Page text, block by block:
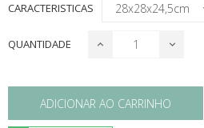
CARACTERISTICAS
QUANTIDADE
ADICIONAR AO CARRINHO